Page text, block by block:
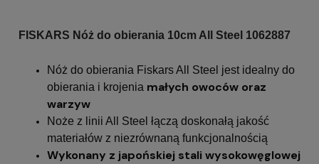
FISKARS Nóż do obierania 10cm All Steel 1062887
Nóż do obierania Fiskars All Steel jest idealny do
obierania i krojenia małych owoców oraz
warzyw
Noże z linii All Steel łączą doskonałą jakość
materiałów z niezrównaną funkcjonalnością
Wykonany z japońskiej stali wysokowęglowej